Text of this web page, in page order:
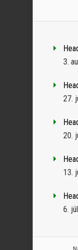
3.
27.
20.
13.
6.